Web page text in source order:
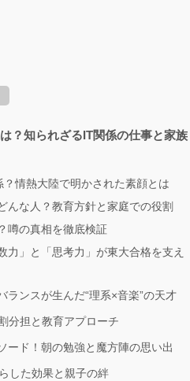
？知られざるIT関係の仕事と家族
情熱大陸で明かされた素顔とは
んな人？教育方針と家庭での役割
噂の真相を徹底検証
力」と「思考力」が東大合格を支え
ランスが生んだ“理系×音楽”の天才
分担と教育アプローチ
ード！朝の勉強と魔方陣の思い出
した効果と親子の絆